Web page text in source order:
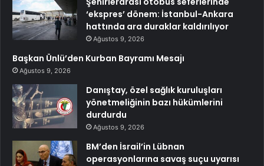
‘ekspres’ dönem: İstanbul-Ankara
hattında ara duraklar kaldırılıyor
Ağustos 9, 2026
Başkan Ünlü’den Kurban Bayramı Mesajı
Ağustos 9, 2026
Danıştay, özel sağlık kuruluşları
yönetmeliğinin bazı hükümlerini
durdurdu
Ağustos 9, 2026
BM’den İsrail’in Lübnan
operasyonlarına savaş suçu uyarısı